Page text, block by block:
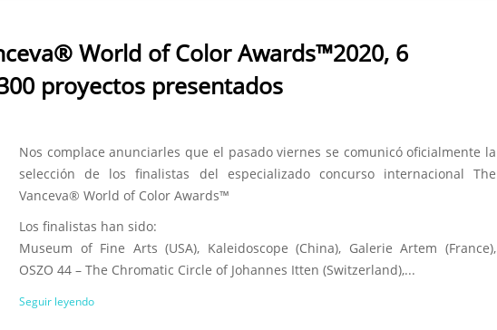
World of Color Awards™2020, 6
proyectos presentados
Nos complace anunciarles que el pasado viernes se comunicó oficialmente la
selección de los finalistas del especializado concurso internacional The
Vanceva® World of Color Awards™
Los finalistas han sido:
Museum of Fine Arts (USA), Kaleidoscope (China), Galerie Artem (France),
OSZO 44 – The Chromatic Circle of Johannes Itten (Switzerland),...
Seguir leyendo